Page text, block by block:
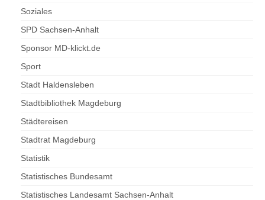
Soziales
SPD Sachsen-Anhalt
Sponsor MD-klickt.de
Sport
Stadt Haldensleben
Stadtbibliothek Magdeburg
Städtereisen
Stadtrat Magdeburg
Statistik
Statistisches Bundesamt
Statistisches Landesamt Sachsen-Anhalt